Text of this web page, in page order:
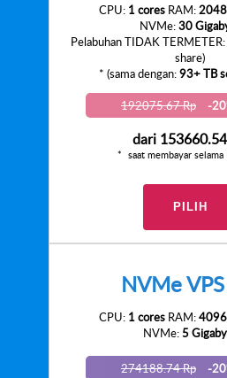
CPU: 1 cores RAM:
NVMe:30
Pelabuhan TIDAK TERMETER:
share)
* (sama dengan:93+ TB
192075.67 Rp
-
dari
saat membayar selama
PILIH
NVMe
CPU: 1 cores RAM:
NVMe:5
274188.74 Rp -